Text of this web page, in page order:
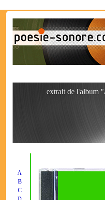
extrait de l'album "
A
B
C